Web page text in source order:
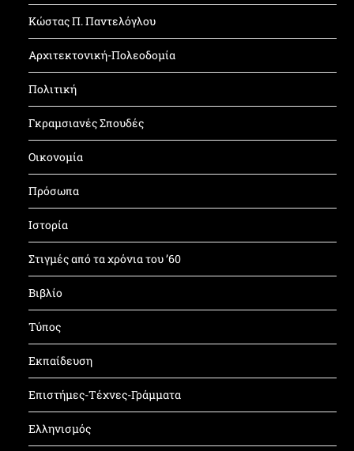
Κώστας Π. Παντελόγλου
Αρχιτεκτονική-Πολεοδομία
Πολιτική
Γκραμσιανές Σπουδές
Οικονομία
Πρόσωπα
Ιστορία
Στιγμές από τα χρόνια του ’60
Βιβλίο
Τύπος
Εκπαίδευση
Επιστήμες-Τέχνες-Γράμματα
Ελληνισμός